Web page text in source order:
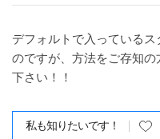
デフォルトで入っている
のですが、方法をご存知
下さい！！
私も知りたいです！